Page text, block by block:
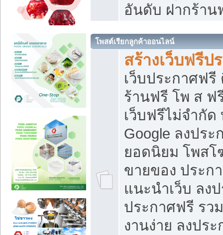
อันดับ ฝากร้าน
โพสต์เรียกลูกค้าออนไลน์
สร้างเว็บฟรีป
เว็บประกาศฟ
ร้านฟรี โพ ส ฟ
เว็บฟรีไม่จำกัด
Google ลงประ
ยอดนิยม โพส
ขายของ ประก
แนะนำเว็บ ลง
ประกาศฟรี รว
งานง่าย ลงปร